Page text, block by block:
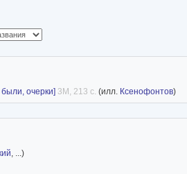
были, очерки] 3M, 213 с. (илл. Ксенофонтов)
, ...)